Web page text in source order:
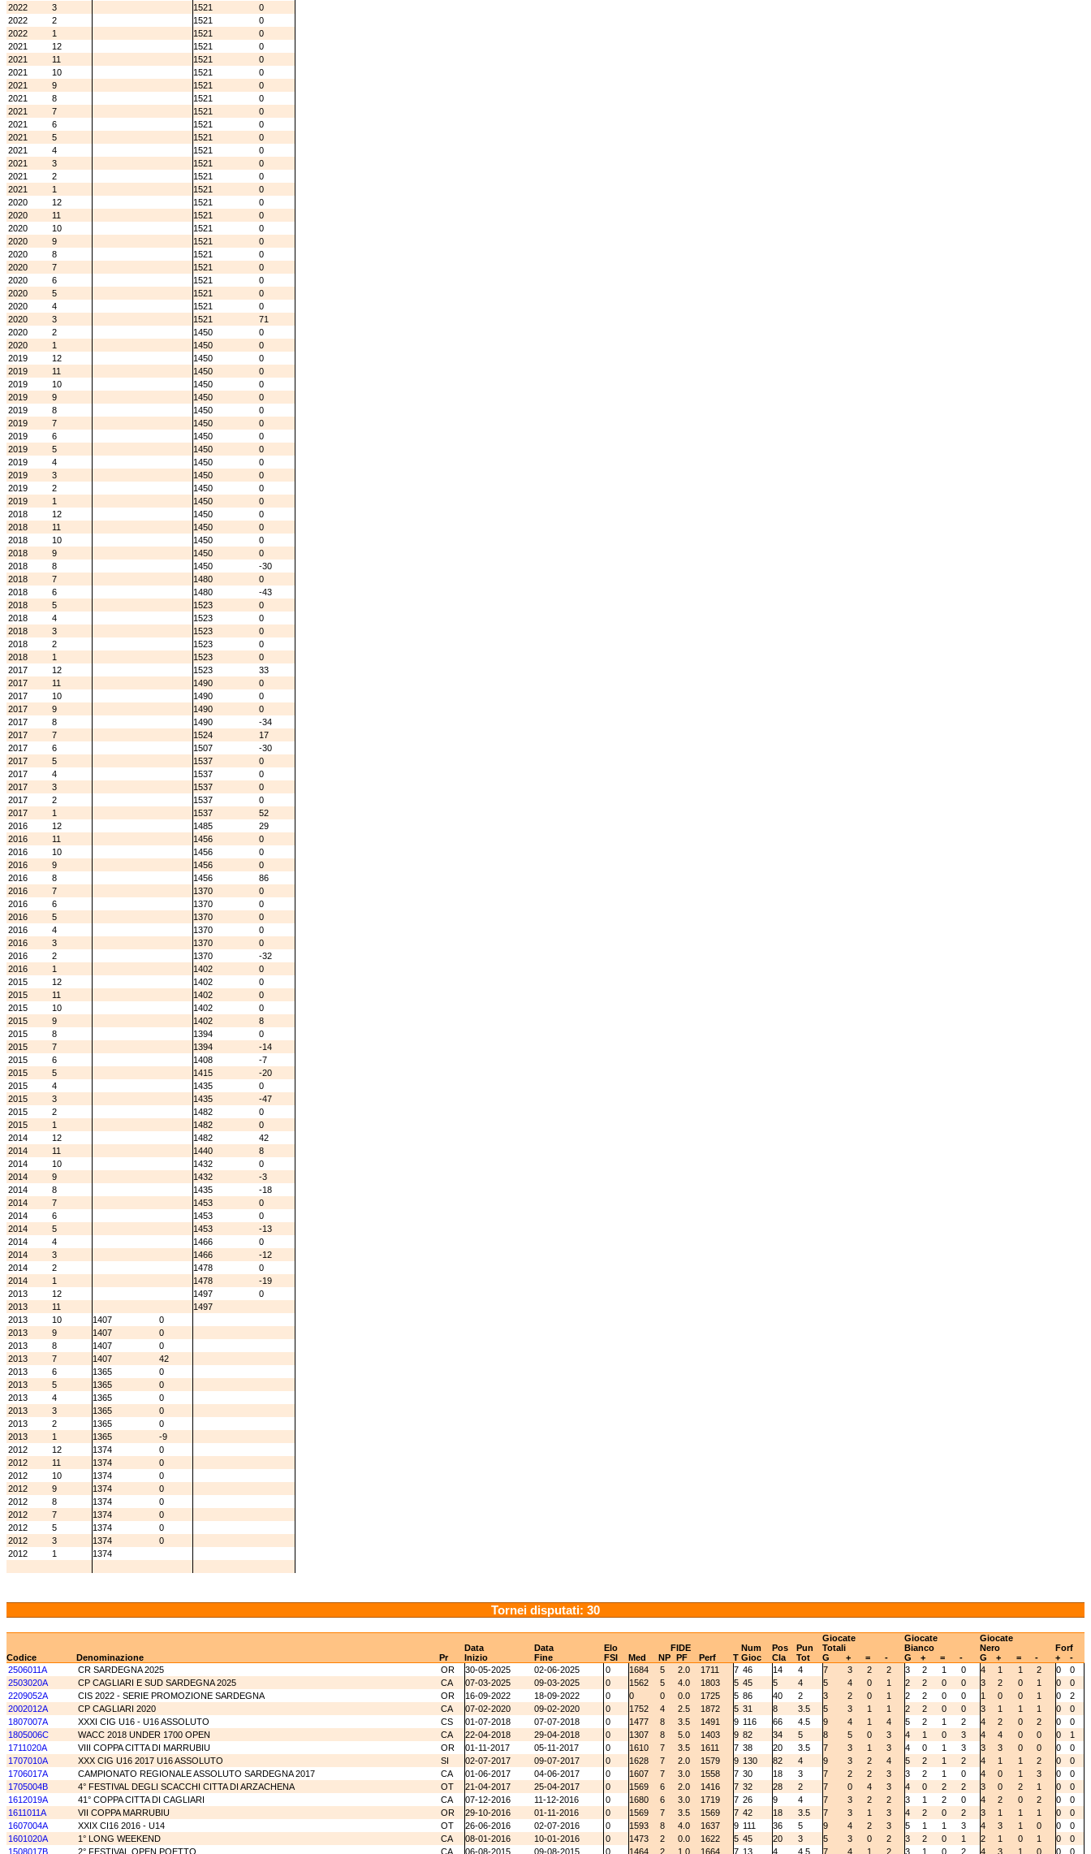
2022
3 1521
0
2022
2 1521
0
2022
1 1521
0
2021
12 1521
0
2021
11 1521
0
2021
10 1521
0
2021
9 1521
0
2021
8 1521
0
2021
7 1521
0
2021
6 1521
0
2021
5 1521
0
2021
4 1521
0
2021
3 1521
0
2021
2 1521
0
2021
1 1521
0
2020
12 1521
0
2020
11 1521
0
2020
10 1521
0
2020
9 1521
0
2020
8 1521
0
2020
7 1521
0
2020
6 1521
0
2020
5 1521
0
2020
4 1521
0
2020
3 1521
71
2020
2 1450
0
2020
1 1450
0
2019
12 1450
0
2019
11 1450
0
2019
10 1450
0
2019
9 1450
0
2019
8 1450
0
2019
7 1450
0
2019
6 1450
0
2019
5 1450
0
2019
4 1450
0
2019
3 1450
0
2019
2 1450
0
2019
1 1450
0
2018
12 1450
0
2018
11 1450
0
2018
10 1450
0
2018
9 1450
0
2018
8 1450
-30
2018
7 1480
0
2018
6 1480
-43
2018
5 1523
0
2018
4 1523
0
2018
3 1523
0
2018
2 1523
0
2018
1 1523
0
2017
12 1523
33
2017
11 1490
0
2017
10 1490
0
2017
9 1490
0
2017
8 1490
-34
2017
7 1524
17
2017
6 1507
-30
2017
5 1537
0
2017
4 1537
0
2017
3 1537
0
2017
2 1537
0
2017
1 1537
52
2016
12 1485
29
2016
11 1456
0
2016
10 1456
0
2016
9 1456
0
2016
8 1456
86
2016
7 1370
0
2016
6 1370
0
2016
5 1370
0
2016
4 1370
0
2016
3 1370
0
2016
2 1370
-32
2016
1 1402
0
2015
12 1402
0
2015
11 1402
0
2015
10 1402
0
2015
9 1402
8
2015
8 1394
0
2015
7 1394
-14
2015
6 1408
-7
2015
5 1415
-20
2015
4 1435
0
2015
3 1435
-47
2015
2 1482
0
2015
1 1482
0
2014
12 1482
42
2014
11 1440
8
2014
10 1432
0
2014
9 1432
-3
2014
8 1435
-18
2014
7 1453
0
2014
6 1453
0
2014
5 1453
-13
2014
4 1466
0
2014
3 1466
-12
2014
2 1478
0
2014
1 1478
-19
2013
12 1497
0
2013
11
1497
2013
10 1407
0
2013
9 1407
0
2013
8 1407
0
2013
7 1407
42
2013
6 1365
0
2013
5 1365
0
2013
4 1365
0
2013
3 1365
0
2013
2 1365
0
2013
1 1365
-9
2012
12 1374
0
2012
11 1374
0
2012
10 1374
0
2012
9 1374
0
2012
8 1374
0
2012
7 1374
0
2012
5 1374
0
2012
3 1374
0
2012
1 1374
Tornei disputati: 30
Data Data Elo FIDE Num Pos Pun
Giocate
Totali
Giocate
Bianco
Giocate
Nero
Forf
Codice
Denominazione Pr Inizio Fine FSI Med NP PF Perf T Gioc Cla Tot G + = - G + = - G + = - +
-
2506011A
CR SARDEGNA 2025 OR 30-05-2025 02-06-2025 0 1684 5 2.0 1711 7 46 14 4 7 3 2 2 3 2 1 0 4 1 1 2 0
0
2503020A
CP CAGLIARI E SUD SARDEGNA 2025 CA 07-03-2025 09-03-2025 0 1562 5 4.0 1803 5 45 5 4 5 4 0 1 2 2 0 0 3 2 0 1 0
0
2209052A
CIS 2022 - SERIE PROMOZIONE SARDEGNA OR 16-09-2022 18-09-2022 0 0 0 0.0 1725 5 86 40 2 3 2 0 1 2 2 0 0 1 0 0 1 0
2
2002012A
CP CAGLIARI 2020 CA 07-02-2020 09-02-2020 0 1752 4 2.5 1872 5 31 8 3.5 5 3 1 1 2 2 0 0 3 1 1 1 0
0
1807007A
XXXI CIG U16 - U16 ASSOLUTO CS 01-07-2018 07-07-2018 0 1477 8 3.5 1491 9 116 66 4.5 9 4 1 4 5 2 1 2 4 2 0 2 0
0
1805006C
WACC 2018 UNDER 1700 OPEN CA 22-04-2018 29-04-2018 0 1307 8 5.0 1403 9 82 34 5 8 5 0 3 4 1 0 3 4 4 0 0 0
1
1711020A
VIII COPPA CITTA DI MARRUBIU OR 01-11-2017 05-11-2017 0 1610 7 3.5 1611 7 38 20 3.5 7 3 1 3 4 0 1 3 3 3 0 0 0
0
1707010A
XXX CIG U16 2017 U16 ASSOLUTO SI 02-07-2017 09-07-2017 0 1628 7 2.0 1579 9 130 82 4 9 3 2 4 5 2 1 2 4 1 1 2 0
0
1706017A
CAMPIONATO REGIONALE ASSOLUTO SARDEGNA 2017 CA 01-06-2017 04-06-2017 0 1607 7 3.0 1558 7 30 18 3 7 2 2 3 3 2 1 0 4 0 1 3 0
0
1705004B
4° FESTIVAL DEGLI SCACCHI CITTA DI ARZACHENA OT 21-04-2017 25-04-2017 0 1569 6 2.0 1416 7 32 28 2 7 0 4 3 4 0 2 2 3 0 2 1 0
0
1612019A
41° COPPA CITTA DI CAGLIARI CA 07-12-2016 11-12-2016 0 1680 6 3.0 1719 7 26 9 4 7 3 2 2 3 1 2 0 4 2 0 2 0
0
1611011A
VII COPPA MARRUBIU OR 29-10-2016 01-11-2016 0 1569 7 3.5 1569 7 42 18 3.5 7 3 1 3 4 2 0 2 3 1 1 1 0
0
1607004A
XXIX CI16 2016 - U14 OT 26-06-2016 02-07-2016 0 1593 8 4.0 1637 9 111 36 5 9 4 2 3 5 1 1 3 4 3 1 0 0
0
1601020A
1° LONG WEEKEND CA 08-01-2016 10-01-2016 0 1473 2 0.0 1622 5 45 20 3 5 3 0 2 3 2 0 1 2 1 0 1 0
0
1508017B
2° FESTIVAL OPEN POETTO CA 06-08-2015 09-08-2015 0 1464 2 1.0 1664 7 13 4 4.5 7 4 1 2 3 1 0 2 4 3 1 0 0 0